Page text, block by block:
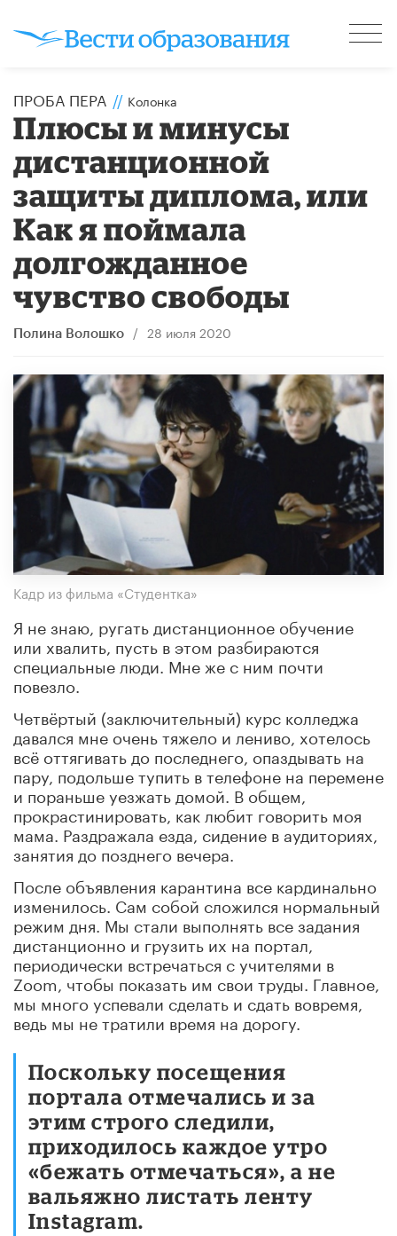
ПРОБА ПЕРА // Колонка
​Плюсы и минусы
дистанционной
защиты диплома, или
Как я поймала
долгожданное
чувство свободы
Полина Волошко / 28 июля 2020
Кадр из фильма «Студентка»
Я не знаю, ругать дистанционное обучение
или хвалить, пусть в этом разбираются
специальные люди. Мне же с ним почти
повезло.
Четвёртый (заключительный) курс колледжа
давался мне очень тяжело и лениво, хотелось
всё оттягивать до последнего, опаздывать на
пару, подольше тупить в телефоне на перемене
и пораньше уезжать домой. В общем,
прокрастинировать, как любит говорить моя
мама. Раздражала езда, сидение в аудиториях,
занятия до позднего вечера.
После объявления карантина все кардинально
изменилось. Сам собой сложился нормальный
режим дня. Мы стали выполнять все задания
дистанционно и грузить их на портал,
периодически встречаться с учителями в
Zoom, чтобы показать им свои труды. Главное,
мы много успевали сделать и сдать вовремя,
ведь мы не тратили время на дорогу.
Поскольку посещения
портала отмечались и за
этим строго следили,
приходилось каждое утро
«бежать отмечаться», а не
вальяжно листать ленту
Instagram.